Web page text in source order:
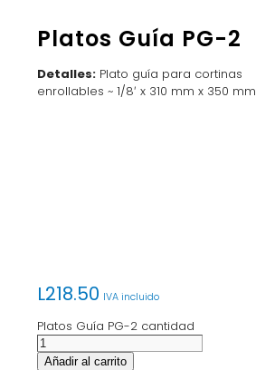
Platos Guía PG-2
Detalles: Plato guía para cortinas
enrollables ~ 1/8′ x 310 mm x 350 mm
L218.50 IVA incluido
Platos Guía PG-2 cantidad
Añadir al carrito